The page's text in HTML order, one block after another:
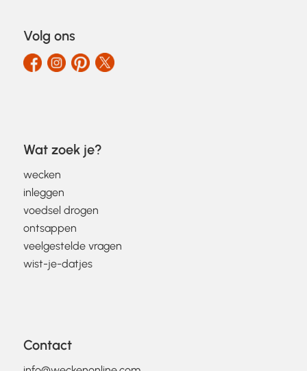
Volg ons
Wat zoek je?
wecken
inleggen
voedsel drogen
ontsappen
veelgestelde vragen
wist-je-datjes
Contact